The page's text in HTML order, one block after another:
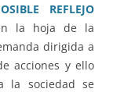
REFLEJO
la hoja de la
dirigida a
acciones y ello
la sociedad se